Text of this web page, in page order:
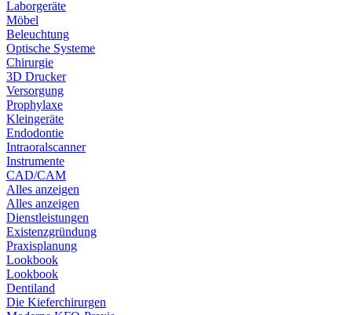
Laborgeräte
Möbel
Beleuchtung
Optische Systeme
Chirurgie
3D Drucker
Versorgung
Prophylaxe
Kleingeräte
Endodontie
Intraoralscanner
Instrumente
CAD/CAM
Alles anzeigen
Alles anzeigen
Dienstleistungen
Existenzgründung
Praxisplanung
Lookbook
Lookbook
Dentiland
Die Kieferchirurgen